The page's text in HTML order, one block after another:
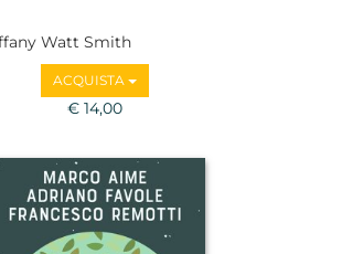
Watt Smith
ACQUISTA
€ 14,00